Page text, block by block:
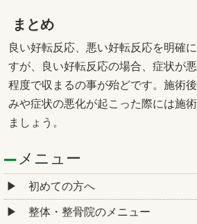
まとめ
良い好転反応、悪い好転反応を明確
すが、良い好転反応の場合、症状が
程度で収まるの事が殆どです。施術
みや症状の悪化が起こった際には施
ましょう。
メニュー
初めての方へ
整体・整骨院のメニュー